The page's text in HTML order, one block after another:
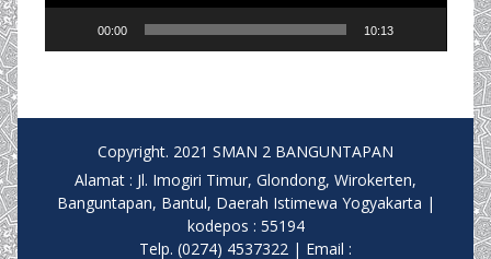
00:00 10:13
Copyright. 2021 SMAN 2 BANGUNTAPAN
Alamat : Jl. Imogiri Timur, Glondong, Wirokerten,
Banguntapan, Bantul, Daerah Istimewa Yogyakarta |
kodepos : 55194
Telp. (0274) 4537322 | Email :